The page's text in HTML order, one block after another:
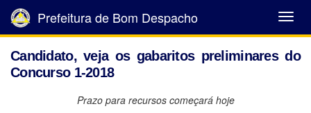
Abrir
Menu
Prefeitura de Bom Despacho
Candidato, veja os gabaritos preliminares do
Concurso 1-2018
Prazo para recursos começará hoje